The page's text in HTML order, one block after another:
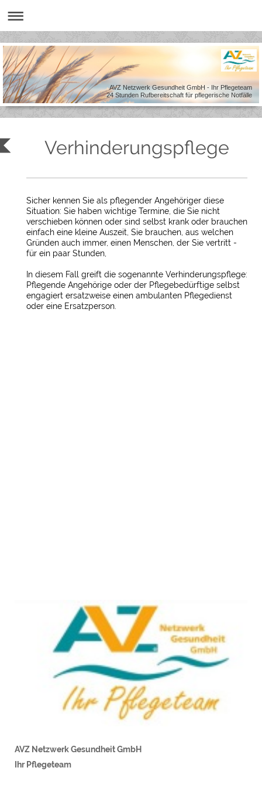
AVZ Netzwerk Gesundheit GmbH - Ihr Pflegeteam
24 Stunden Rufbereitschaft für pflegerische Notfälle
Verhinderungspflege
Sicher kennen Sie als pflegender Angehöriger diese
Situation: Sie haben wichtige Termine, die Sie nicht
verschieben können oder sind selbst krank oder brauchen
einfach eine kleine Auszeit, Sie brauchen, aus welchen
Gründen auch immer, einen Menschen, der Sie vertritt -
für ein paar Stunden,
In diesem Fall greift die sogenannte Verhinderungspflege:
Pflegende Angehörige oder der Pflegebedürftige selbst
engagiert ersatzweise einen ambulanten Pflegedienst
oder eine Ersatzperson.
AVZ Netzwerk Gesundheit GmbH
Ihr Pflegeteam